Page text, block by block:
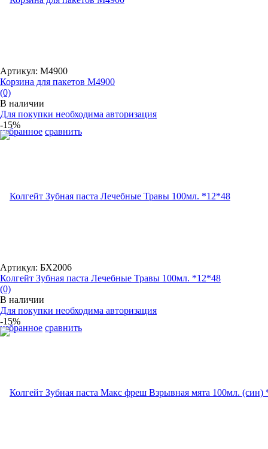
избранное сравнить
Артикул: М4900
Корзина для пакетов М4900
(0)
В наличии
Для покупки необходима авторизация
-15%
избранное сравнить
Артикул: БХ2006
Колгейт Зубная паста Лечебные Травы 100мл. *12*48
(0)
В наличии
Для покупки необходима авторизация
-15%